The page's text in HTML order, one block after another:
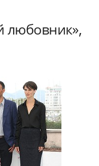
любовник»,